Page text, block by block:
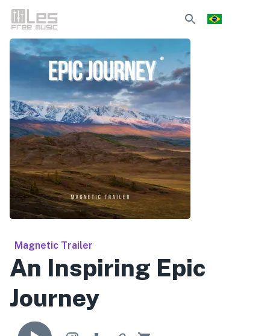
Magnetic Trailer
An Inspiring Epic
Journey